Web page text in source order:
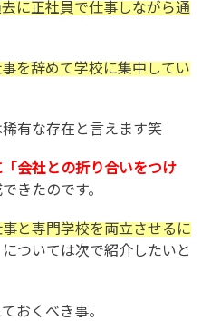
去に正社員で仕事しながら通
事を辞めて学校に集中してい
有な存在と言えます笑
会社との折り合いをつけ
きたのです。
事と専門学校を両立させるに
については次で紹介したいと
おくべき事。